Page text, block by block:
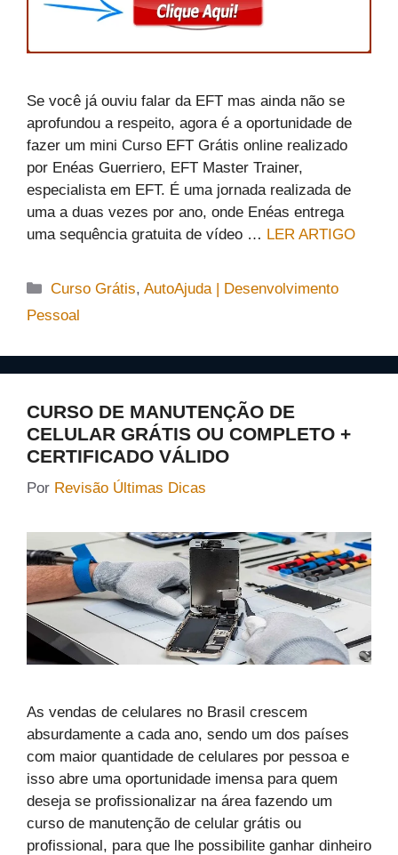
Se você já ouviu falar da EFT mas ainda não se
aprofundou a respeito, agora é a oportunidade de
fazer um mini Curso EFT Grátis online realizado
por Enéas Guerriero, EFT Master Trainer,
especialista em EFT. É uma jornada realizada de
uma a duas vezes por ano, onde Enéas entrega
uma sequência gratuita de vídeo … LER ARTIGO
Categorias
Curso Grátis,AutoAjuda | Desenvolvimento
Pessoal
CURSO DE MANUTENÇÃO DE
CELULAR GRÁTIS OU COMPLETO +
CERTIFICADO VÁLIDO
Por Revisão Últimas Dicas
As vendas de celulares no Brasil crescem
absurdamente a cada ano, sendo um dos países
com maior quantidade de celulares por pessoa e
isso abre uma oportunidade imensa para quem
deseja se profissionalizar na área fazendo um
curso de manutenção de celular grátis ou
profissional, para que lhe possibilite ganhar dinheiro